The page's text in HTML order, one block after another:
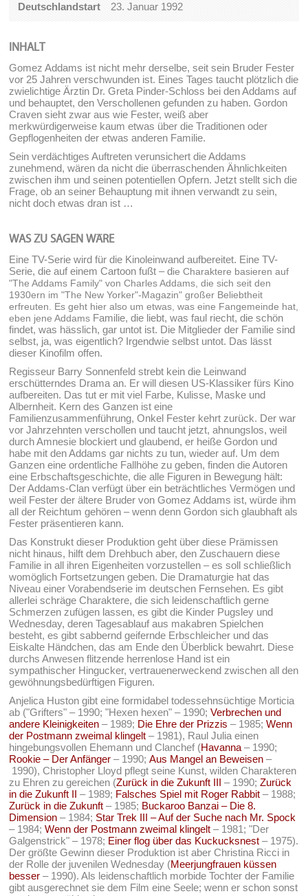
Deutschlandstart
23. Januar 1992
INHALT
Gomez Addams ist nicht mehr derselbe, seit sein Bruder Fester
vor 25 Jahren verschwunden ist. Eines Tages taucht plötzlich die
zwielichtige Ärztin Dr. Greta Pinder-Schloss bei den Addams auf
und behauptet, den Verschollenen gefunden zu haben. Gordon
Craven sieht zwar aus wie Fester, weiß aber
merkwürdigerweise kaum etwas über die Traditionen oder
Gepflogenheiten der etwas anderen Familie.
Sein verdächtiges Auftreten verunsichert die Addams
zunehmend, wären da nicht die überraschenden Ähnlichkeiten
zwischen ihm und seinen potentiellen Opfern. Jetzt stellt sich die
Frage, ob an seiner Behauptung mit ihnen verwandt zu sein,
nicht doch etwas dran ist …
WAS ZU SAGEN WÄRE
Eine TV-Serie wird für die Kinoleinwand aufbereitet. Eine TV-
Serie, die auf einem Cartoon fußt – die Charaktere basieren auf
"The Addams Family" von Charles Addams, die sich seit den
1930ern im "The New Yorker"-Magazin" großer Beliebtheit
erfreuten. Es geht hier also um etwas, was eine Fangemeinde hat,
eben jene Addams Familie, die liebt, was faul riecht, die schön
findet, was hässlich, gar untot ist. Die Mitglieder der Familie sind
selbst, ja, was eigentlich? Irgendwie selbst untot. Das lässt
dieser Kinofilm offen.
Regisseur Barry Sonnenfeld strebt kein die Leinwand
erschütterndes Drama an. Er will diesen US-Klassiker fürs Kino
aufbereiten. Das tut er mit viel Farbe, Kulisse, Maske und
Albernheit. Kern des Ganzen ist eine
Familienzusammenführung, Onkel Fester kehrt zurück. Der war
vor Jahrzehnten verschollen und taucht jetzt, ahnungslos, weil
durch Amnesie blockiert und glaubend, er heiße Gordon und
habe mit den Addams gar nichts zu tun, wieder auf. Um dem
Ganzen eine ordentliche Fallhöhe zu geben, finden die Autoren
eine Erbschaftsgeschichte, die alle Figuren in Bewegung hält:
Der Addams-Clan verfügt über ein beträchtliches Vermögen und
weil Fester der ältere Bruder von Gomez Addams ist, würde ihm
all der Reichtum gehören – wenn denn Gordon sich glaubhaft als
Fester präsentieren kann.
Das Konstrukt dieser Produktion geht über diese Prämissen
nicht hinaus, hilft dem Drehbuch aber, den Zuschauern diese
Familie in all ihren Eigenheiten vorzustellen – es soll schließlich
womöglich Fortsetzungen geben. Die Dramaturgie hat das
Niveau einer Vorabendserie im deutschen Fernsehen. Es gibt
allerlei schräge Charaktere, die sich leidenschaftlich gerne
Schmerzen zufügen lassen, es gibt die Kinder Pugsley und
Wednesday, deren Tagesablauf aus makabren Spielchen
besteht, es gibt sabbernd geifernde Erbschleicher und das
Eiskalte Händchen, das am Ende den Überblick bewahrt. Diese
durchs Anwesen flitzende herrenlose Hand ist ein
sympathischer Hingucker, vertrauenerweckend zwischen all den
gewöhnungsbedürftigen Figuren.
Anjelica Huston gibt eine formidabel todessehnsüchtige Morticia
ab ("Grifters" – 1990; "Hexen hexen" – 1990;Verbrechen und
andere Kleinigkeiten – 1989; Die Ehre der Prizzis – 1985;Wenn
der Postmann zweimal klingelt – 1981), Raul Julia einen
hingebungsvollen Ehemann und Clanchef (Havanna – 1990;
Rookie – Der Anfänger – 1990;Aus Mangel an Beweisen –
1990), Christopher Lloyd pflegt seine Kunst, wilden Charakteren
zu Ehren zu gereichen (Zurück in die Zukunft III – 1990;Zurück
in die Zukunft II – 1989; Falsches Spiel mit Roger Rabbit – 1988;
Zurück in die Zukunft – 1985; Buckaroo Banzai – Die 8.
Dimension – 1984; Star Trek III – Auf der Suche nach Mr. Spock
– 1984;Wenn der Postmann zweimal klingelt – 1981; "Der
Galgenstrick" – 1978; Einer flog über das Kuckucksnest – 1975).
Der größte Gewinn dieser Produktion ist aber Christina Ricci in
der Rolle der juvenilen Wednesday (Meerjungfrauen küssen
besser – 1990). Als leidenschaftlich morbide Tochter der Familie
gibt ausgerechnet sie dem Film eine Seele; wenn er schon sonst